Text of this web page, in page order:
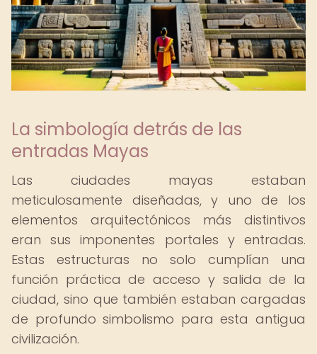
La simbología detrás de las
entradas Mayas
Las ciudades mayas estaban
meticulosamente diseñadas, y uno de los
elementos arquitectónicos más distintivos
eran sus imponentes portales y entradas.
Estas estructuras no solo cumplían una
función práctica de acceso y salida de la
ciudad, sino que también estaban cargadas
de profundo simbolismo para esta antigua
civilización.